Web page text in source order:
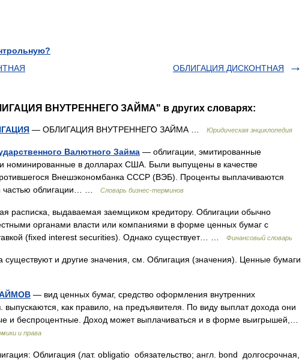
ОБЛИГАЦИЯ ДИСКОНТНАЯ
ВНУТРЕННЕГО ЗАЙМА" в других словарях:
— ОБЛИГАЦИЯ ВНУТРЕННЕГО ЗАЙМА … Юридическая энциклопедия
Валютного Займа — облигации, эмитированные
номинированные в долларах США. Были выпущены в качестве
Внешэкономбанка СССР (ВЭБ). Проценты выплачиваются
частью облигации… …
Словарь бизнес-терминов
расписка, выдаваемая заемщиком кредитору. Облигации обычно
органами власти или компаниями в форме ценных бумаг с
(fixed interest securities). Однако существует… …
Финансовый словарь
существуют и другие значения, см. Облигация (значения). Ценные бумаги
— вид ценных бумаг, средство оформления внутренних
выпускаются, как правило, на предъявителя. По виду выплат дохода они
и беспроцентные. Доход может выплачиваться и в форме выигрышей,…
и права
Облигация (лат. obligatio обязательство; англ. bond долгосрочная,